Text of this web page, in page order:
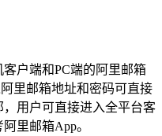
户端和PC端的阿里邮箱
里邮箱地址和密码可直接
用户可直接进入全平台客
里邮箱App。